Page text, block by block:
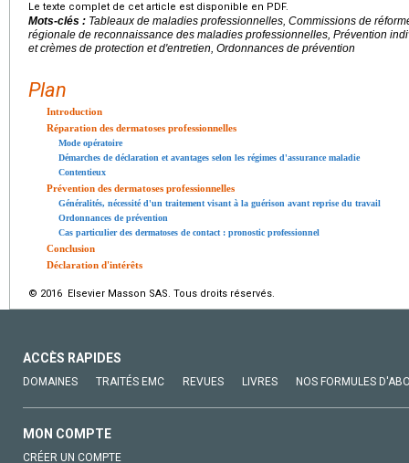
Le texte complet de cet article est disponible en PDF.
Mots-clés : Tableaux de maladies professionnelles, Commissions de
régionale de reconnaissance des maladies professionnelles, Prévention
et crèmes de protection et d'entretien, Ordonnances de prévention
Plan
Introduction
Réparation des dermatoses professionnelles
Mode opératoire
Démarches de déclaration et avantages selon les régimes d'assurance maladie
Contentieux
Prévention des dermatoses professionnelles
Généralités, nécessité d'un traitement visant à la guérison avant reprise du travail
Ordonnances de prévention
Cas particulier des dermatoses de contact : pronostic professionnel
Conclusion
Déclaration d'intérêts
© 2016 Elsevier Masson SAS. Tous droits réservés.
ACCÈS RAPIDES
DOMAINES TRAITÉS EMC REVUES LIVRES NOS FORMULES
MON COMPTE
CRÉER UN COMPTE